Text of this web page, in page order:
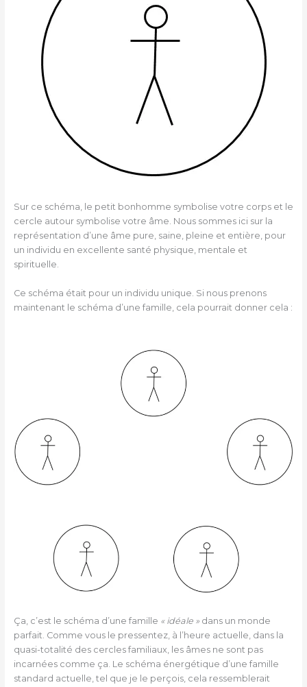
Sur ce schéma, le petit bonhomme symbolise votre corps et le
cercle autour symbolise votre âme. Nous sommes ici sur la
représentation d’une âme pure, saine, pleine et entière, pour
un individu en excellente santé physique, mentale et
spirituelle.
Ce schéma était pour un individu unique. Si nous prenons
maintenant le schéma d’une famille, cela pourrait donner cela :
Ça, c’est le schéma d’une famille « idéale »dans un monde
parfait. Comme vous le pressentez, à l’heure actuelle, dans la
quasi-totalité des cercles familiaux, les âmes ne sont pas
incarnées comme ça. Le schéma énergétique d’une famille
standard actuelle, tel que je le perçois, cela ressemblerait